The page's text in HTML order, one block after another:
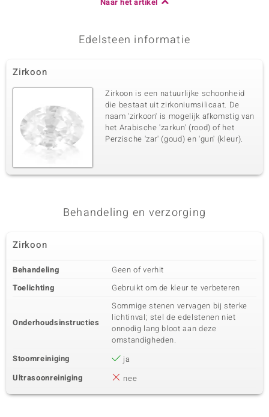
Edelsteen informatie
Zirkoon
Zirkoon is een natuurlijke schoonheid
die bestaat uit zirkoniumsilicaat. De
naam 'zirkoon' is mogelijk afkomstig van
het Arabische 'zarkun' (rood) of het
Perzische 'zar' (goud) en 'gun' (kleur).
Behandeling en verzorging
Zirkoon
Behandeling
Geen of verhit
Toelichting
Gebruikt om de kleur te verbeteren
Onderhoudsinstructies
Sommige stenen vervagen bij sterke
lichtinval; stel de edelstenen niet
onnodig lang bloot aan deze
omstandigheden.
Stoomreiniging
ja
Ultrasoonreiniging
nee